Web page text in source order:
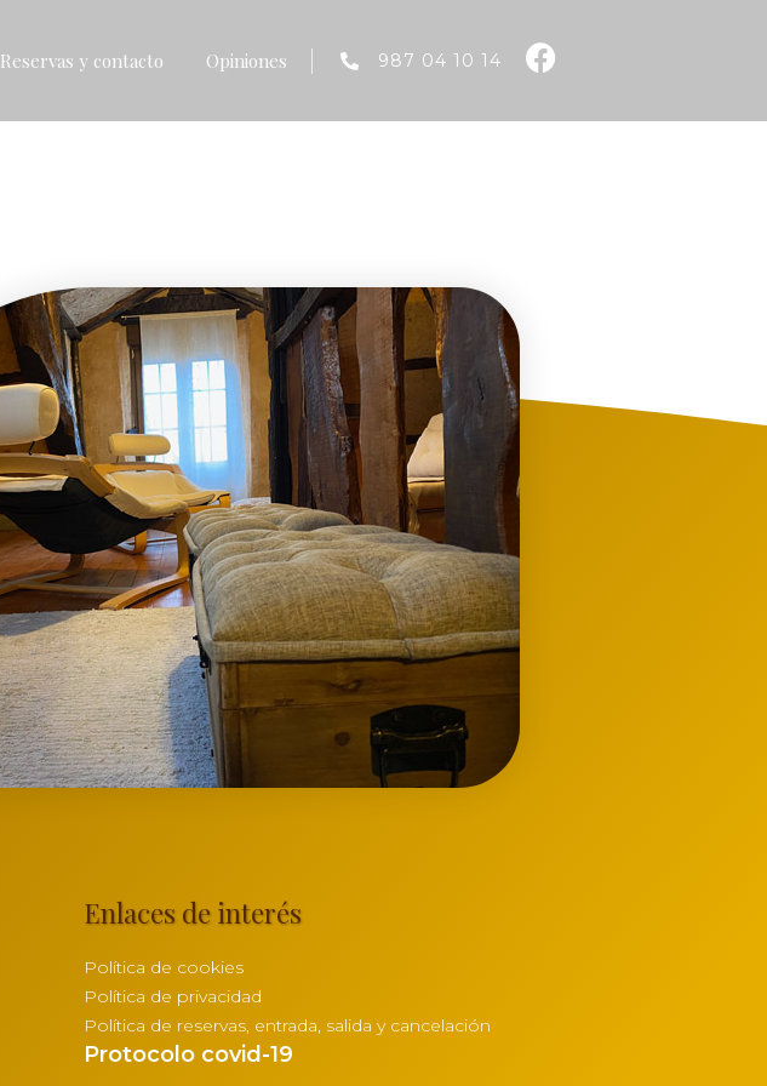
Reservas y contacto Opiniones 987 04 10 14
Enlaces de interés
Política de cookies
Política de privacidad
Política de reservas, entrada, salida y cancelación
Protocolo covid-19